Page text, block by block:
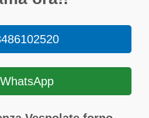
WhatsApp